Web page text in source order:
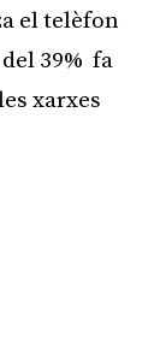
el telèfon
39% fa
xarxes